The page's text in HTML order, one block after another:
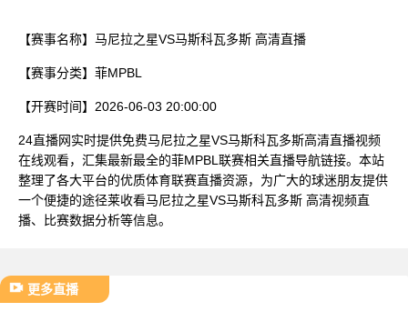
【赛事名称】 马尼拉之星VS马斯科瓦多斯 高清直播
【赛事分类】 菲MPBL
【开赛时间】 2026-06-03 20:00:00
24直播网实时提供免费马尼拉之星VS马斯科瓦多斯高清直播视频
在线观看，汇集最新最全的菲MPBL联赛相关直播导航链接。本站
整理了各大平台的优质体育联赛直播资源，为广大的球迷朋友提供
一个便捷的途径莱收看马尼拉之星VS马斯科瓦多斯 高清视频直
播、比赛数据分析等信息。
更多直播